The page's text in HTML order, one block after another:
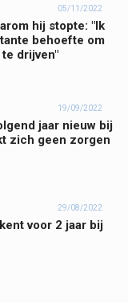
05/11/2022
hij stopte: "Ik
behoefte om
drijven"
19/09/2022
jaar nieuw bij
zich geen zorgen
29/08/2022
voor 2 jaar bij